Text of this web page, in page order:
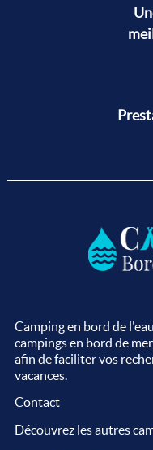
Camping en bord de
campings en bord de
afin de faciliter vos
vacances.
Contact
Découvrez les autres